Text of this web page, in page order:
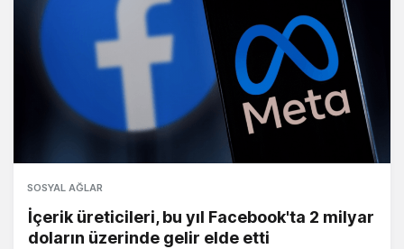
SOSYAL AĞLAR
İçerik üreticileri, bu yıl Facebook'ta 2 milyar
doların üzerinde gelir elde etti